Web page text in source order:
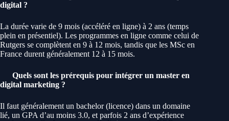
digital ?
La durée varie de 9 mois (accéléré en ligne) à 2 ans (temps
plein en présentiel). Les programmes en ligne comme celui de
Rutgers se complètent en 9 à 12 mois, tandis que les MSc en
France durent généralement 12 à 15 mois.
Quels sont les prérequis pour intégrer un master en
digital marketing ?
Il faut généralement un bachelor (licence) dans un domaine
lié, un GPA d’au moins 3.0, et parfois 2 ans d’expérience